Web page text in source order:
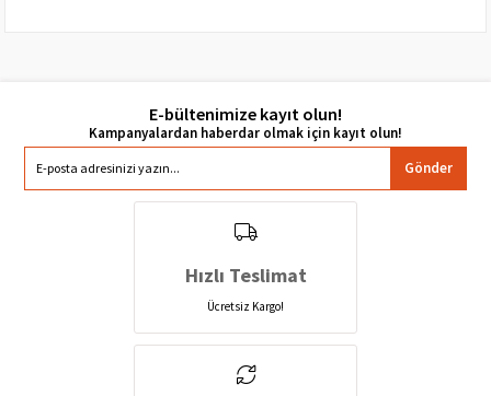
E-bültenimize kayıt olun!
Gönder
Hızlı Teslimat
Ücretsiz Kargo!